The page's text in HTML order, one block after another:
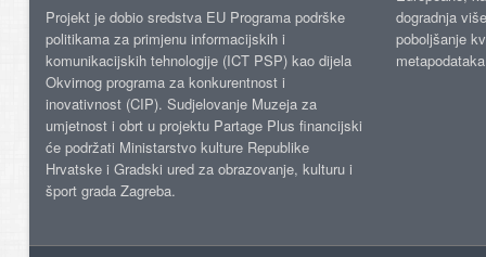
Projekt je dobio sredstva EU Programa podrške
politikama za primjenu informacijskih i
komunikacijskih tehnologije (ICT PSP) kao dijela
Okvirnog programa za konkurentnost i
inovativnost (CIP). Sudjelovanje Muzeja za
umjetnost i obrt u projektu Partage Plus financijski
će podržati Ministarstvo kulture Republike
Hrvatske i Gradski ured za obrazovanje, kulturu i
šport grada Zagreba.
dogradnja
poboljšanje